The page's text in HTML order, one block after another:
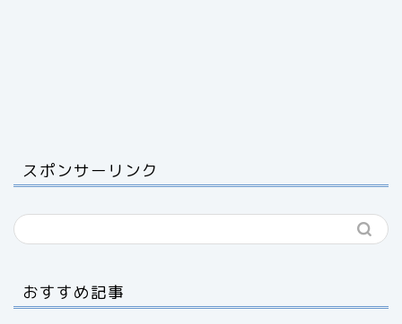
スポンサーリンク
おすすめ記事